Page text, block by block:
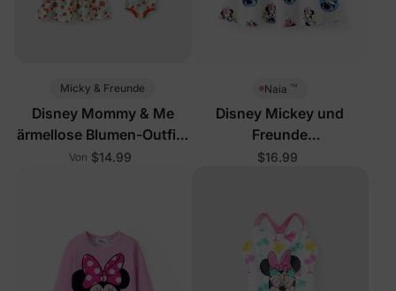
Micky & Freunde
Disney Mommy & Me
ärmellose Blumen-Outfits
Mehrfarbig
Von $14.99
Naia ™
Disney Mickey und
Freunde
Baby-/Kleinkindkleid Weiß
$16.99